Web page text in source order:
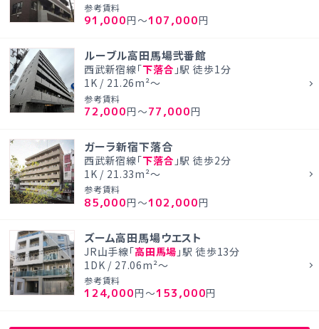
参考賃料
91,000円～107,000円
ルーブル高田馬場弐番館
西武新宿線「下落合 」駅 徒歩1分
1K / 21.26m²～
参考賃料
72,000円～77,000円
ガーラ新宿下落合
西武新宿線「下落合 」駅 徒歩2分
1K / 21.33m²～
参考賃料
85,000円～102,000円
ズーム高田馬場ウエスト
JR山手線「高田馬場 」駅 徒歩13分
1DK / 27.06m²～
参考賃料
124,000円～153,000円